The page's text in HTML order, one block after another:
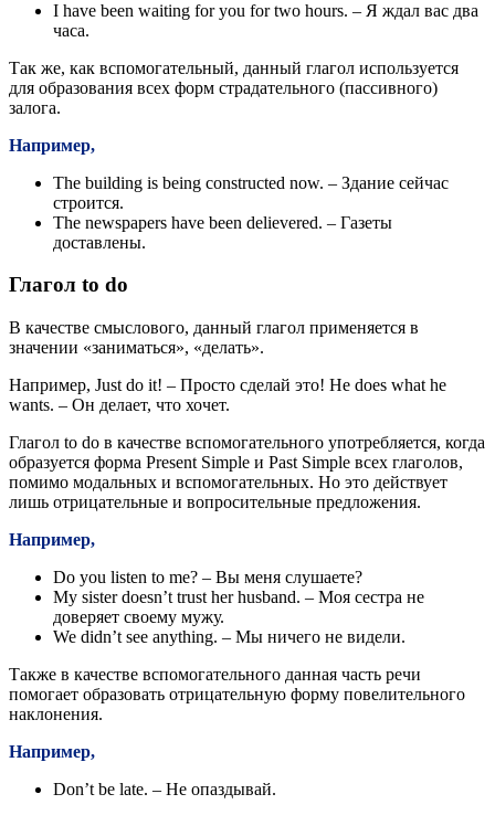
I have been waiting for you for two hours. – Я ждал вас два
часа.
Так же, как вспомогательный, данный глагол используется
для образования всех форм страдательного (пассивного)
залога.
Например,
The building is being constructed now. – Здание сейчас
строится.
The newspapers have been delievered. – Газеты
доставлены.
Глагол to do
В качестве смыслового, данный глагол применяется в
значении «заниматься», «делать».
Например, Just do it! – Просто сделай это! He does what he
wants. – Он делает, что хочет.
Глагол to do в качестве вспомогательного употребляется, когда
образуется форма Present Simple и Past Simple всех глаголов,
помимо модальных и вспомогательных. Но это действует
лишь отрицательные и вопросительные предложения.
Например,
Do you listen to me? – Вы меня слушаете?
My sister doesn’t trust her husband. – Моя сестра не
доверяет своему мужу.
We didn’t see anything. – Мы ничего не видели.
Также в качестве вспомогательного данная часть речи
помогает образовать отрицательную форму повелительного
наклонения.
Например,
Don’t be late. – Не опаздывай.